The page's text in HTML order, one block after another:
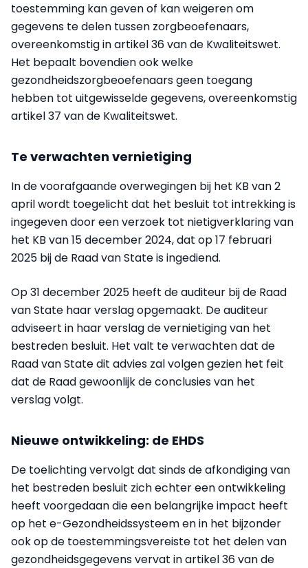
toestemming kan geven of kan weigeren om
gegevens te delen tussen zorgbeoefenaars,
overeenkomstig in artikel 36 van de Kwaliteitswet.
Het bepaalt bovendien ook welke
gezondheidszorgbeoefenaars geen toegang
hebben tot uitgewisselde gegevens, overeenkomstig
artikel 37 van de Kwaliteitswet.
Te verwachten vernietiging
In de voorafgaande overwegingen bij het KB van 2
april wordt toegelicht dat het besluit tot intrekking is
ingegeven door een verzoek tot nietigverklaring van
het KB van 15 december 2024, dat op 17 februari
2025 bij de Raad van State is ingediend.
Op 31 december 2025 heeft de auditeur bij de Raad
van State haar verslag opgemaakt. De auditeur
adviseert in haar verslag de vernietiging van het
bestreden besluit. Het valt te verwachten dat de
Raad van State dit advies zal volgen gezien het feit
dat de Raad gewoonlijk de conclusies van het
verslag volgt.
Nieuwe ontwikkeling: de EHDS
De toelichting vervolgt dat sinds de afkondiging van
het bestreden besluit zich echter een ontwikkeling
heeft voorgedaan die een belangrijke impact heeft
op het e-Gezondheidssysteem en in het bijzonder
ook op de toestemmingsvereiste tot het delen van
gezondheidsgegevens vervat in artikel 36 van de